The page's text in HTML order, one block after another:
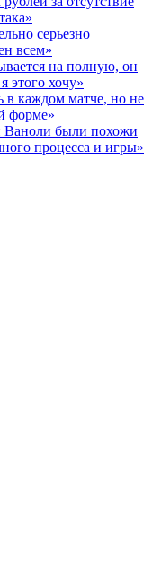
серьезно
всем»
на полную, он
этого хочу»
в каждом матче, но не
форме»
Ваноли были похожи
процесса и игры»